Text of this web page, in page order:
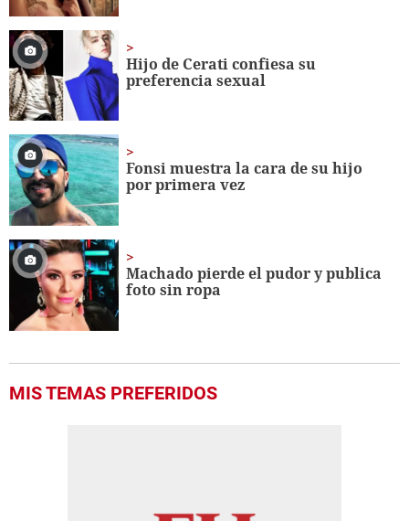
Hijo de Cerati confiesa su
preferencia sexual
Fonsi muestra la cara de su hijo
por primera vez
Machado pierde el pudor y publica
foto sin ropa
MIS TEMAS PREFERIDOS